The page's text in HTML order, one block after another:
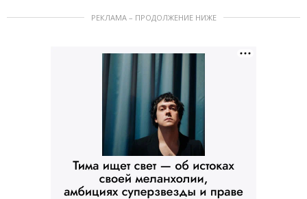
РЕКЛАМА – ПРОДОЛЖЕНИЕ НИЖЕ